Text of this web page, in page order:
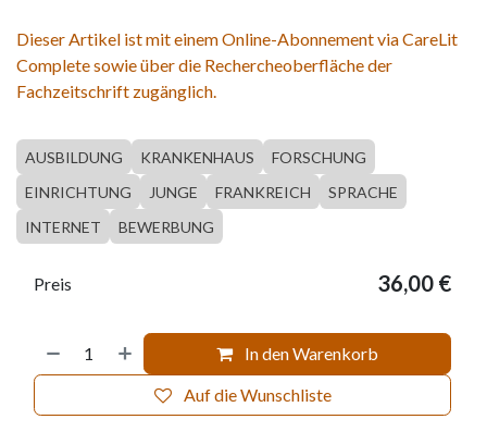
Dieser Artikel ist mit einem Online-Abonnement via CareLit
Complete sowie über die Rechercheoberfläche der
Fachzeitschrift zugänglich.
AUSBILDUNG KRANKENHAUS
FORSCHUNG
EINRICHTUNG
JUNGE FRANKREICH
SPRACHE
INTERNET
BEWERBUNG
In den Warenkorb
Auf die Wunschliste
Preis 36,00 €